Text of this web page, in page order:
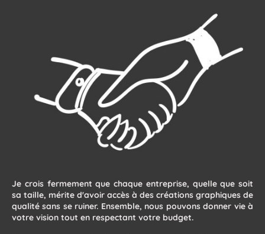
Je crois fermement que chaque entreprise, quelle que soit
sa taille, mérite d'avoir accès à des créations graphiques de
qualité sans se ruiner. Ensemble, nous pouvons donner vie à
votre vision tout en respectant votre budget.